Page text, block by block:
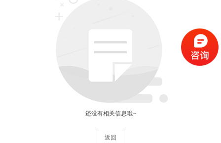
还没有相关信息哦~
返回